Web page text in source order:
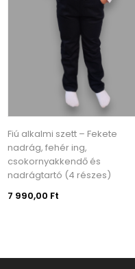
Fiú alkalmi szett – Fekete
nadrág, fehér ing,
csokornyakkendő és
nadrágtartó (4 részes)
7 990,00 Ft